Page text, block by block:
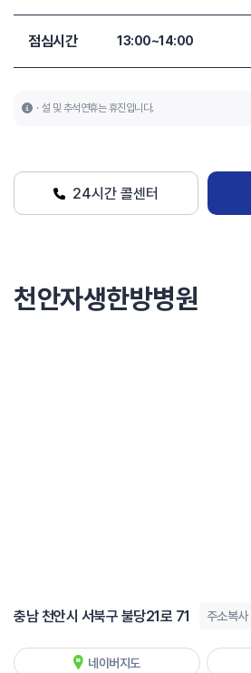
점심시간 13:00~14:00
설 및 추석연휴는 휴진입니다.
24시간 콜센터
천안자생한방병원
충남 천안시 서북구 불당21로 71 주소복사
네이버지도